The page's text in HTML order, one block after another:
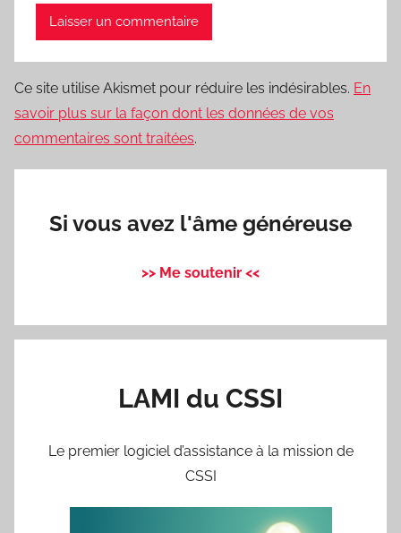
Ce site utilise Akismet pour réduire les indésirables. En
savoir plus sur la façon dont les données de vos
commentaires sont traitées.
Si vous avez l'âme généreuse
>> Me soutenir <<
LAMI du CSSI
Le premier logiciel d’assistance à la mission de
CSSI